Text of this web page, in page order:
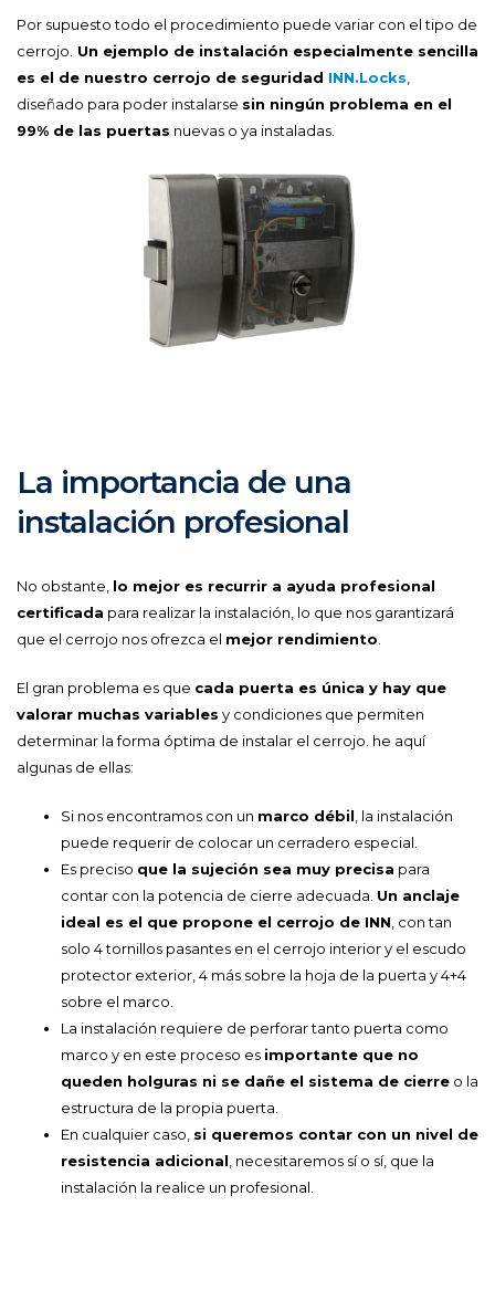
Por supuesto todo el procedimiento puede variar con el tipo de
cerrojo. Un ejemplo de instalación especialmente sencilla
es el de nuestro cerrojo de seguridad INN.Locks
diseñado para poder instalarse sin ningún problema en el
99% de las puertas nuevas o ya instaladas.
La importancia de una
instalación profesional
No obstante, lo mejor es recurrir a ayuda profesional
certificada para realizar la instalación, lo que nos garantizará
que el cerrojo nos ofrezca el mejor rendimiento
El gran problema es que cada puerta es única y hay que
valorar muchas variables y condiciones que permiten
determinar la forma óptima de instalar el cerrojo. he aquí
algunas de ellas:
Si nos encontramos con un marco débil , la instalación
puede requerir de colocar un cerradero especial.
Es preciso que la sujeción sea muy precisa para
contar con la potencia de cierre adecuada. Un anclaje
ideal es el que propone el cerrojo de INN , con tan
solo 4 tornillos pasantes en el cerrojo interior y el escudo
protector exterior, 4 más sobre la hoja de la puerta y 4+4
sobre el marco.
La instalación requiere de perforar tanto puerta como
marco y en este proceso es importante que no
queden holguras ni se dañe el sistema de cierre o la
estructura de la propia puerta.
En cualquier caso, si queremos contar con un nivel de
resistencia adicional , necesitaremos sí o sí, que la
instalación la realice un profesional.